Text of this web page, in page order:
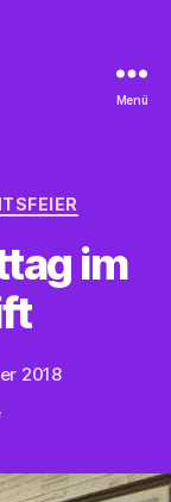
Menü
im
2018
zu
Seniorenstift